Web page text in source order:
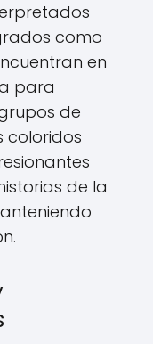
como
en
para
de
coloridos
de la